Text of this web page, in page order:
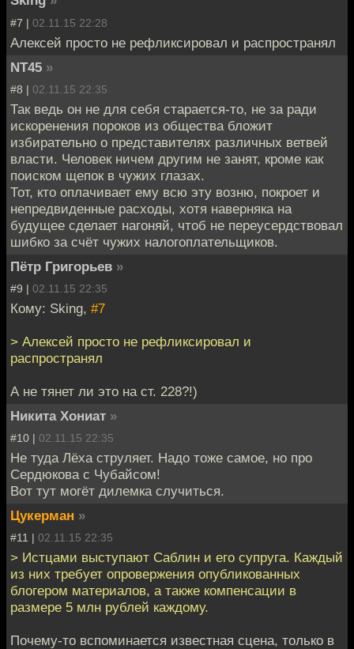
#7 | 02.11.15 22:28
Алексей просто не рефликсировал и распространял
NT45 »
#8 | 02.11.15 22:35
Так ведь он не для себя старается-то, не за ради
искоренения пороков из общества бложит
избирательно о представителях различных ветвей
власти. Человек ничем другим не занят, кроме как
поиском щепок в чужих глазах.
Тот, кто оплачивает ему всю эту возню, покроет и
непредвиденные расходы, хотя наверняка на
будущее сделает нагоняй, чтоб не переусердствовал
шибко за счёт чужих налогоплательщиков.
Пётр Григорьев »
#9 | 02.11.15 22:35
Кому: Sking, #7
> Алексей просто не рефликсировал и
распространял
А не тянет ли это на ст. 228?!)
Никита Хониат »
#10 | 02.11.15 22:35
Не туда Лёха струляет. Надо тоже самое, но про
Сердюкова с Чубайсом!
Вот тут могёт дилемка случиться.
Цукерман »
#11 | 02.11.15 22:35
> Истцами выступают Саблин и его супруга. Каждый
из них требует опровержения опубликованных
блогером материалов, а также компенсации в
размере 5 млн рублей каждому.
Почему-то вспоминается известная сцена, только в